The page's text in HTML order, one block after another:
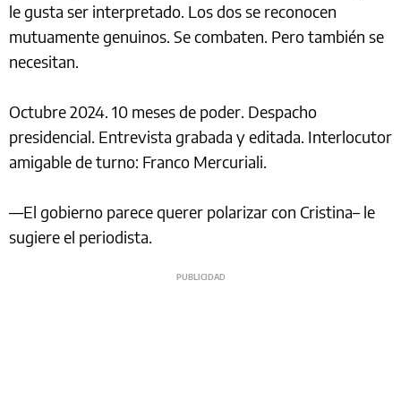
le gusta ser interpretado. Los dos se reconocen
mutuamente genuinos. Se combaten. Pero también se
necesitan.
Octubre 2024. 10 meses de poder. Despacho
presidencial. Entrevista grabada y editada. Interlocutor
amigable de turno: Franco Mercuriali.
—El gobierno parece querer polarizar con Cristina– le
sugiere el periodista.